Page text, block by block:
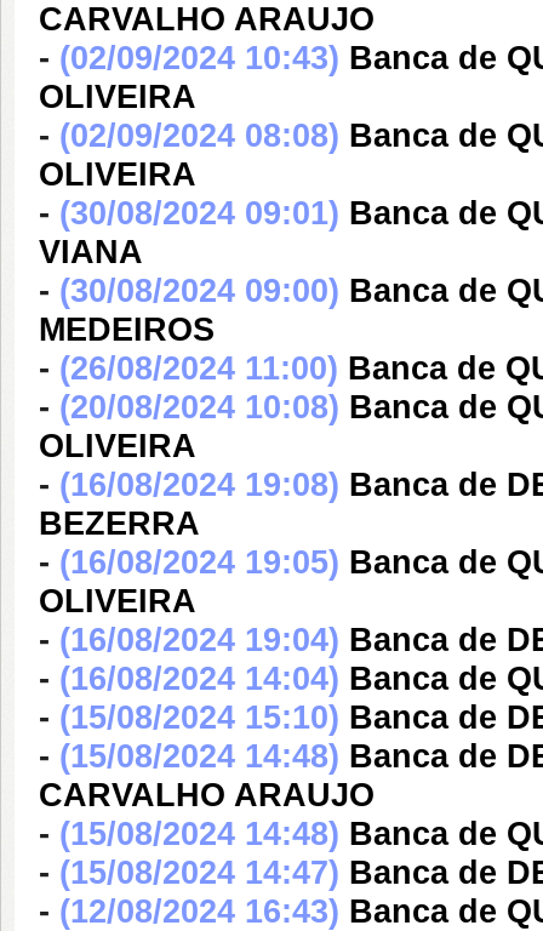
CARVALHO ARAUJO
- (02/09/2024 10:43) Banca de
OLIVEIRA
- (02/09/2024 08:08) Banca de
OLIVEIRA
- (30/08/2024 09:01) Banca de
VIANA
- (30/08/2024 09:00) Banca de
MEDEIROS
- (26/08/2024 11:00) Banca de
- (20/08/2024 10:08) Banca de
OLIVEIRA
- (16/08/2024 19:08) Banca de
BEZERRA
- (16/08/2024 19:05) Banca de
OLIVEIRA
- (16/08/2024 19:04) Banca de
- (16/08/2024 14:04) Banca de
- (15/08/2024 15:10) Banca de
- (15/08/2024 14:48) Banca de
CARVALHO ARAUJO
- (15/08/2024 14:48) Banca de
- (15/08/2024 14:47) Banca de
- (12/08/2024 16:43) Banca de